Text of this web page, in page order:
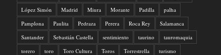
López Simón
Madrid Miura Morante Padilla
palha
Pamplona
Paulita Pedraza Perera Roca Rey
Salamanca
Santander
Sebastián Castella sentimiento taurino
tauromaquia
torero
toro Toro Cultura Toros Torrestrella
turismo